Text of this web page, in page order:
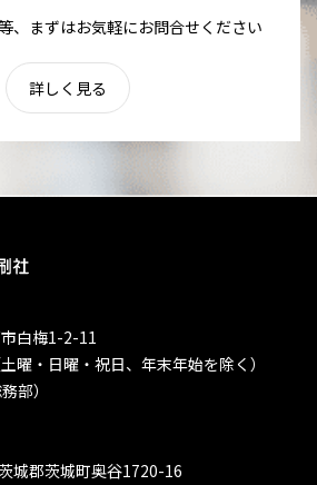
、まずはお気軽にお問合せください
詳しく見る
白梅1-2-11
曜・日曜・祝日、年末年始を除く）
部）
城郡茨城町奥谷1720-16